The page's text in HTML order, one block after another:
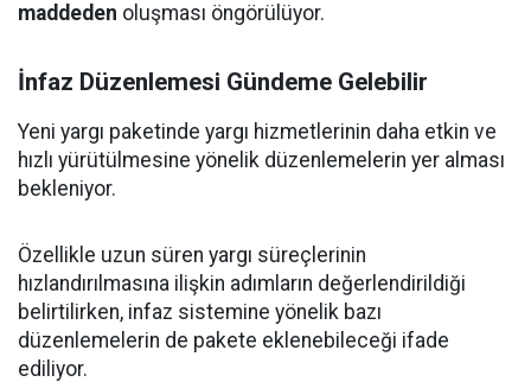
maddeden oluşması öngörülüyor.
İnfaz Düzenlemesi Gündeme Gelebilir
Yeni yargı paketinde yargı hizmetlerinin daha etkin ve
hızlı yürütülmesine yönelik düzenlemelerin yer alması
bekleniyor.
Özellikle uzun süren yargı süreçlerinin
hızlandırılmasına ilişkin adımların değerlendirildiği
belirtilirken, infaz sistemine yönelik bazı
düzenlemelerin de pakete eklenebileceği ifade
ediliyor.